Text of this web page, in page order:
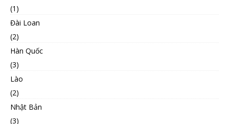
(1)
Đài Loan
(2)
Hàn Quốc
(3)
Lào
(2)
Nhật Bản
(3)